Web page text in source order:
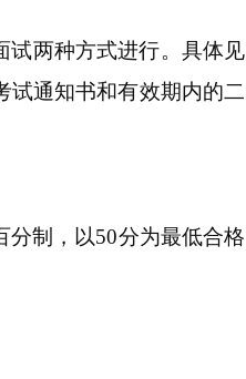
试两种方式进行。 具体见
试通知书和有效期内的二
制，以50分为最低合格